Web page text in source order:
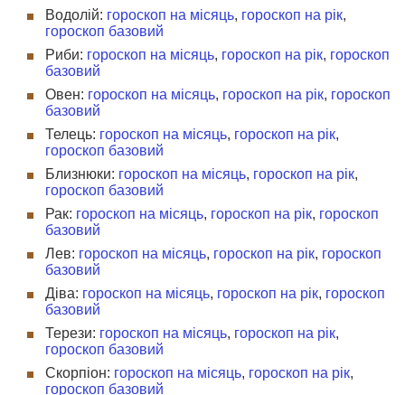
Водолій: гороскоп на місяць, гороскоп на рік,
гороскоп базовий
Риби: гороскоп на місяць, гороскоп на рік, гороскоп
базовий
Овен: гороскоп на місяць, гороскоп на рік, гороскоп
базовий
Телець: гороскоп на місяць, гороскоп на рік,
гороскоп базовий
Близнюки: гороскоп на місяць, гороскоп на рік,
гороскоп базовий
Рак: гороскоп на місяць, гороскоп на рік, гороскоп
базовий
Лев: гороскоп на місяць, гороскоп на рік, гороскоп
базовий
Діва: гороскоп на місяць, гороскоп на рік, гороскоп
базовий
Терези: гороскоп на місяць, гороскоп на рік,
гороскоп базовий
Скорпіон: гороскоп на місяць, гороскоп на рік,
гороскоп базовий